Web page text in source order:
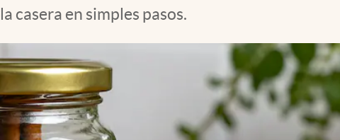
casera en simples pasos.